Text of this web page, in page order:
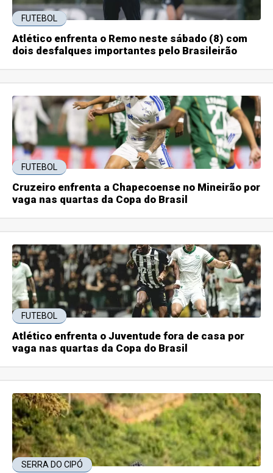
FUTEBOL
Atlético enfrenta o Remo neste sábado (8) com
dois desfalques importantes pelo Brasileirão
FUTEBOL
Cruzeiro enfrenta a Chapecoense no Mineirão por
vaga nas quartas da Copa do Brasil
FUTEBOL
Atlético enfrenta o Juventude fora de casa por
vaga nas quartas da Copa do Brasil
SERRA DO CIPÓ